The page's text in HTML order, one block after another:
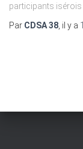
participants isérois
Par CDSA 38 , il y a